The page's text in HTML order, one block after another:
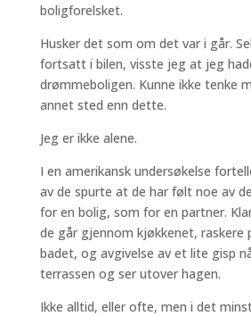
boligforelsket.
Husker det som om det var i går.
fortsatt i bilen, visste jeg at jeg
drømmeboligen. Kunne ikke tenke
annet sted enn dette.
Jeg er ikke alene.
I en amerikansk undersøkelse
av de spurte at de har følt noe av
for en bolig, som for en partner.
de går gjennom kjøkkenet, raskere
badet, og avgivelse av et lite gisp
terrassen og ser utover hagen.
Ikke alltid, eller ofte, men i det